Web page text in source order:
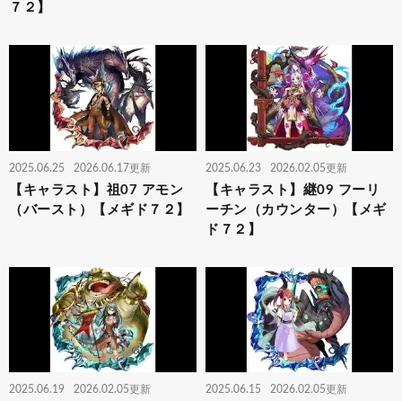
７２】
2025.06.25 2026.06.17更新
【キャラスト】祖07 アモン
（バースト）【メギド７２】
2025.06.23 2026.02.05更新
【キャラスト】継09 フーリ
ーチン（カウンター）【メギ
ド７２】
2025.06.19 2026.02.05更新 2025.06.15 2026.02.05更新